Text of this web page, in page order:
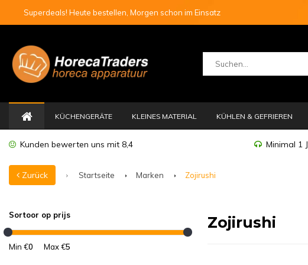
Superdeals! Heute bestellen, Morgen schon im Einsatz
KÜCHENGERÄTE KLEINES MATERIAL KÜHLEN & GEFRIEREN
Kunden bewerten uns mit 8,4 Minimal 1
Zurück Startseite Marken Zojirushi
Sortoor op prijs
Min €0 Max €5
Zojirushi